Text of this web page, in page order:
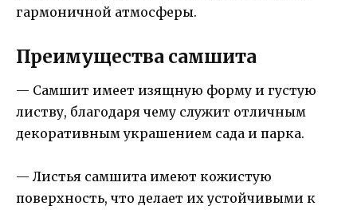
гармоничной атмосферы.
Преимущества самшита
— Самшит имеет изящную форму и густую
листву, благодаря чему служит отличным
декоративным украшением сада и парка.
— Листья самшита имеют кожистую
поверхность, что делает их устойчивыми к